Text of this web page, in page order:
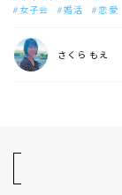
女子会
婚活 恋愛
さくら もえ